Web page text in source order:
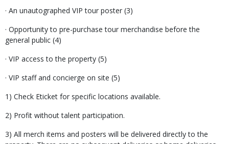
· An unautographed VIP tour poster (3)
· Opportunity to pre-purchase tour merchandise before the
general public (4)
· VIP access to the property (5)
· VIP staff and concierge on site (5)
1) Check Eticket for specific locations available.
2) Profit without talent participation.
3) All merch items and posters will be delivered directly to the